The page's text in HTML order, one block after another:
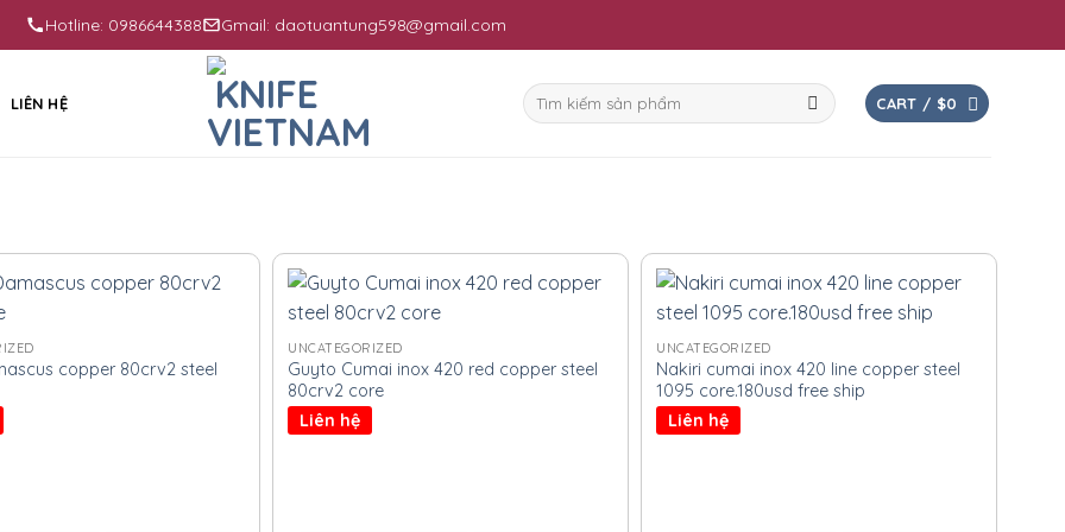
Hotline: 0986644388 Gmail: daotuantung598@gmail.com
LIÊN HỆ
Search
for:
CART / $0
copper 80crv2 steel
UNCATEGORIZED
Guyto Cumai inox 420 red copper steel
80crv2 core
Liên hệ
UNCATEGORIZED
Nakiri cumai inox 420 line copper steel
1095 core.180usd free ship
Liên hệ